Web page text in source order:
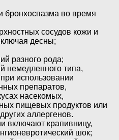
бронхоспазма во время
сосудов кожи и
десны;
разного рода;
немедленного типа,
использовании
препаратов,
насекомых,
пищевых продуктов или
аллергенов.
включают крапивницу,
шок;